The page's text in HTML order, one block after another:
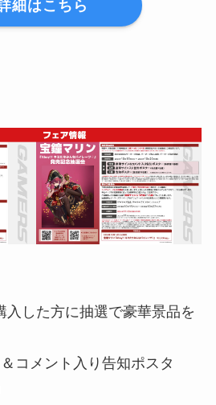
細はこちら
入した方に抽選で豪華景品を
コメント入り告知ポスタ